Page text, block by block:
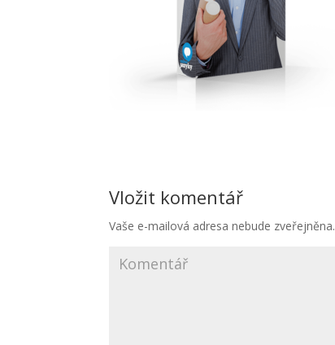
Vložit komentář
Vaše e-mailová adresa nebude zveřejněna.